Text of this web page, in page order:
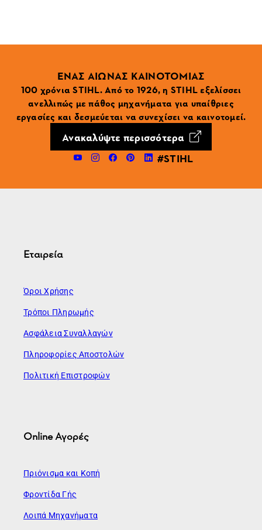
ΕΝΑΣ ΑΙΩΝΑΣ ΚΑΙΝΟΤΟΜΙΑΣ
100 χρόνια STIHL. Από το 1926, η STIHL εξελίσσει
ανελλιπώς με πάθος μηχανήματα για υπαίθριες
εργασίες και δεσμεύεται να συνεχίσει να καινοτομεί.
Ανακαλύψτε περισσότερα
#STIHL
Εταιρεία
Όροι Χρήσης
Τρόποι Πληρωμής
Ασφάλεια Συναλλαγών
Πληροφορίες Αποστολών
Πολιτική Επιστροφών
Online Αγορές
Πριόνισμα και Κοπή
Φροντίδα Γής
Λοιπά Μηχανήματα